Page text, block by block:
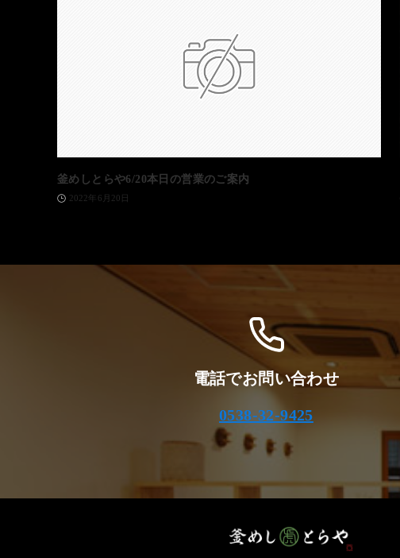
釜めしとらや6/20本日の営業のご案内
2022年6月20日
電話でお問い合わせ
0538-32-9425